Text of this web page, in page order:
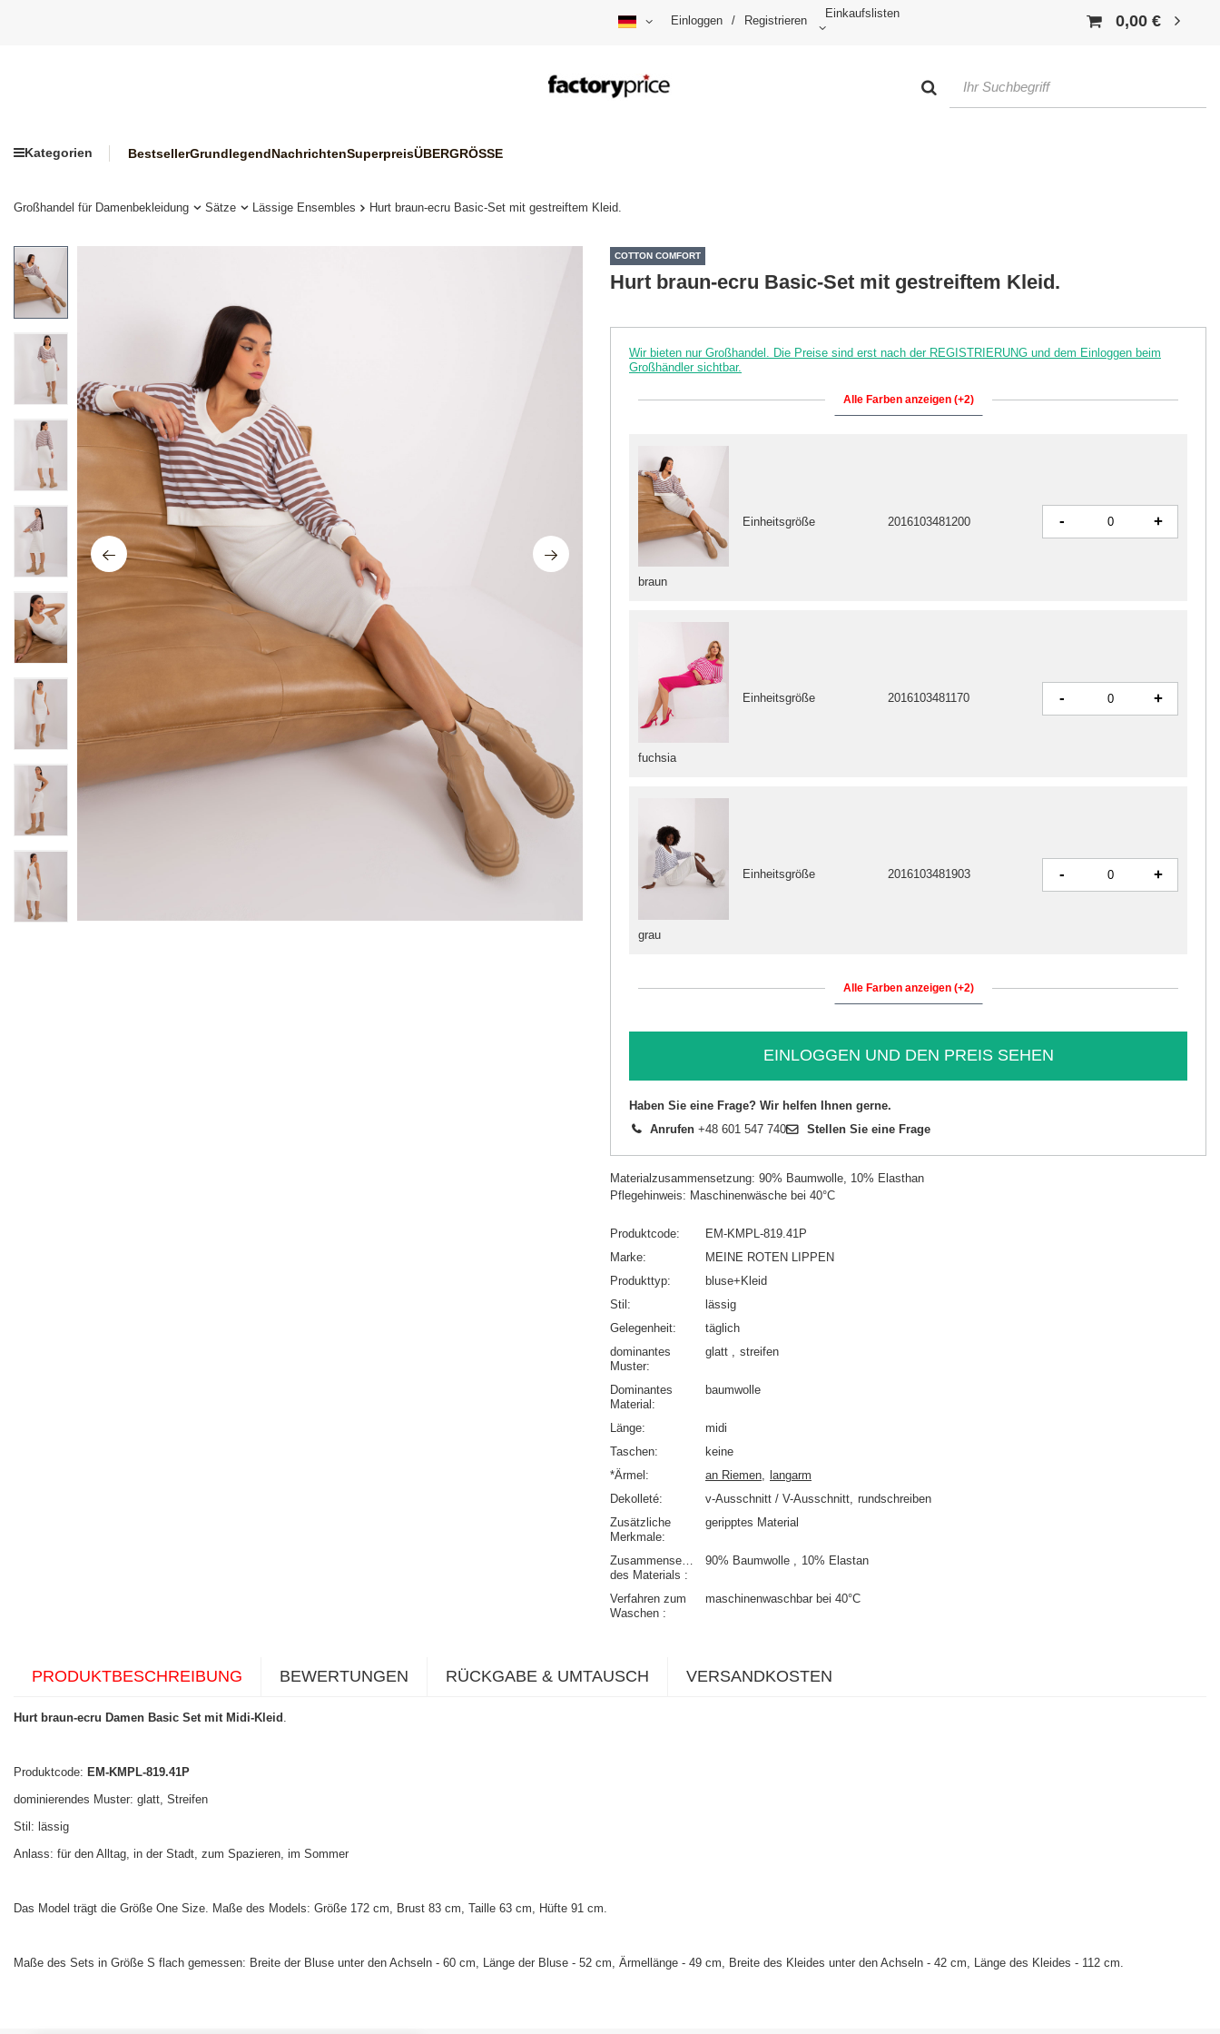
Einloggen / Registrieren
Einkaufslisten 0,00 €
Kategorien BestsellerGrundlegendNachrichtenSuperpreisÜBERGRÖSSE
Großhandel für Damenbekleidung Sätze Lässige Ensembles Hurt braun-ecru Basic-Set mit gestreiftem Kleid.
COTTON COMFORT
Hurt braun-ecru Basic-Set mit gestreiftem Kleid.
Wir bieten nur Großhandel. Die Preise sind erst nach der REGISTRIERUNG und dem Einloggen beim
Großhändler sichtbar.
Alle Farben anzeigen (+2)
fuchsia
Einheitsgröße 2016103481170 - +
braun
Einheitsgröße 2016103481200 - +
grau
Einheitsgröße 2016103481903 - +
Alle Farben anzeigen (+2)
EINLOGGEN UND DEN PREIS SEHEN
Haben Sie eine Frage? Wir helfen Ihnen gerne.
Anrufen +48 601 547 740 Stellen Sie eine Frage
Materialzusammensetzung: 90% Baumwolle, 10% Elasthan
Pflegehinweis: Maschinenwäsche bei 40°C
Produktcode
EM-KMPL-819.41P
Marke
MEINE ROTEN LIPPEN
Produkttyp
bluse+Kleid
Stil
lässig
Gelegenheit
täglich
dominantes
Muster
glatt streifen
Dominantes
Material
baumwolle
Länge
midi
Taschen
keine
*Ärmel
an Riemen langarm
Dekolleté
v-Ausschnitt / V-Ausschnitt rundschreiben
Zusätzliche
Merkmale
geripptes Material
Zusammensetzung
des Materials
90% Baumwolle 10% Elastan
Verfahren zum
Waschen
maschinenwaschbar bei 40°C
PRODUKTBESCHREIBUNG BEWERTUNGEN RÜCKGABE & UMTAUSCH VERSANDKOSTEN
Hurt braun-ecru Damen Basic Set mit Midi-Kleid
Produktcode: EM-KMPL-819.41P
dominierendes Muster: glatt, Streifen
Stil: lässig
Anlass: für den Alltag, in der Stadt, zum Spazieren, im Sommer
Das Model trägt die Größe One Size. Maße des Models: Größe 172 cm, Brust 83 cm, Taille 63 cm, Hüfte 91 cm.
Maße des Sets in Größe S flach gemessen: Breite der Bluse unter den Achseln - 60 cm, Länge der Bluse - 52 cm, Ärmellänge - 49 cm, Breite des Kleides unter den Achseln - 42 cm, Länge des Kleides - 112 cm.